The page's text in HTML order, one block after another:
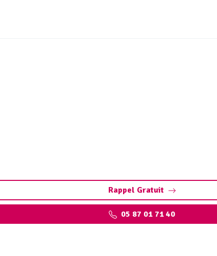
Rappel Gratuit
05 87 01 71 40